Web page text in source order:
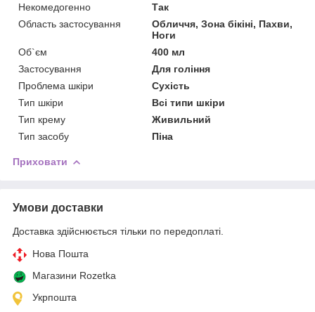
Некомедогенно
Так
Область застосування
Обличчя, Зона бікіні, Пахви,
Ноги
Об`єм
400 мл
Застосування
Для гоління
Проблема шкіри
Сухість
Тип шкіри
Всі типи шкіри
Тип крему
Живильний
Тип засобу
Піна
Приховати
Умови доставки
Доставка здійснюється тільки по передоплаті.
Нова Пошта
Магазини Rozetka
Укрпошта